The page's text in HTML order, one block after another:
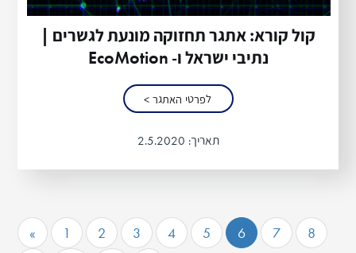
קול קורא: אתגר תחזוקה מונעת לגשרים |
נתיבי ישראל ו- EcoMotion
לפרטי האתגר >
תאריך: 2.5.2020
« 1 2 3 4 5 6 7
8